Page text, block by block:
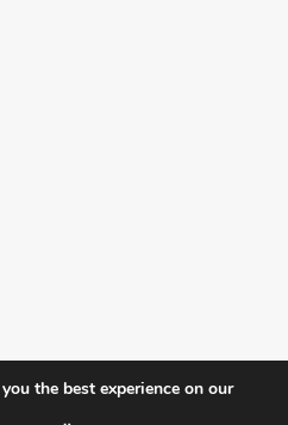
the best experience on our